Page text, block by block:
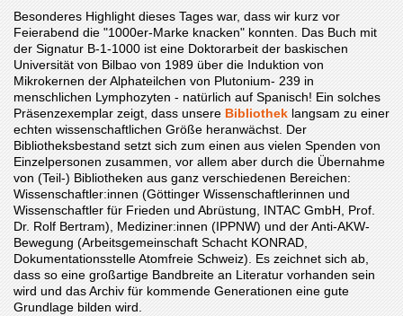
Besonderes Highlight dieses Tages war, dass wir kurz vor
Feierabend die "1000er-Marke knacken" konnten. Das Buch mit
der Signatur B-1-1000 ist eine Doktorarbeit der baskischen
Universität von Bilbao von 1989 über die Induktion von
Mikrokernen der Alphateilchen von Plutonium- 239 in
menschlichen Lymphozyten - natürlich auf Spanisch! Ein solches
Präsenzexemplar zeigt, dass unsere Bibliothek langsam zu einer
echten wissenschaftlichen Größe heranwächst. Der
Bibliotheksbestand setzt sich zum einen aus vielen Spenden von
Einzelpersonen zusammen, vor allem aber durch die Übernahme
von (Teil-) Bibliotheken aus ganz verschiedenen Bereichen:
Wissenschaftler:innen (Göttinger Wissenschaftlerinnen und
Wissenschaftler für Frieden und Abrüstung, INTAC GmbH, Prof.
Dr. Rolf Bertram), Mediziner:innen (IPPNW) und der Anti-AKW-
Bewegung (Arbeitsgemeinschaft Schacht KONRAD,
Dokumentationsstelle Atomfreie Schweiz). Es zeichnet sich ab,
dass so eine großartige Bandbreite an Literatur vorhanden sein
wird und das Archiv für kommende Generationen eine gute
Grundlage bilden wird.